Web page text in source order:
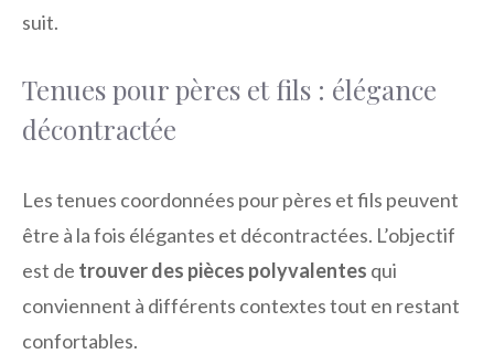
suit.
Tenues pour pères et fils : élégance
décontractée
Les tenues coordonnées pour pères et fils peuvent
être à la fois élégantes et décontractées. L’objectif
est de trouver des pièces polyvalentes qui
conviennent à différents contextes tout en restant
confortables.